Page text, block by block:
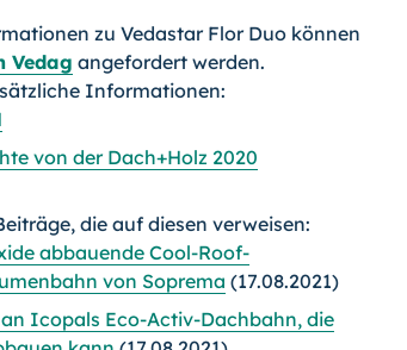
zu Vedastar Flor Duo können
Vedag angefordert werden.
Informationen:
von der Dach+Holz 2020
die auf diesen verweisen:
abbauende Cool-Roof-
von Soprema (17.08.2021)
Icopals Eco-Activ-Dachbahn, die